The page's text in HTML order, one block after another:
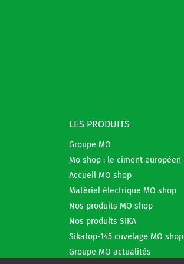
LES PRODUITS
Groupe MO
Mo shop : le ciment européen
Accueil MO shop
Matériel électrique MO shop
Nos produits MO shop
Nos produits SIKA
Sikatop-145 cuvelage MO shop
Groupe MO actualités